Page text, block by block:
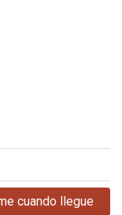
cuando llegue